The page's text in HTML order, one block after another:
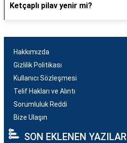
Ketçaplı pilav yenir mi?
Hakkımızda
Gizlilik Politikası
Kullanıcı Sözleşmesi
Telif Hakları ve Alıntı
Sorumluluk Reddi
Bize Ulaşın
SON EKLENEN YAZILAR